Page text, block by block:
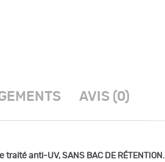
AVIS (0)
traité anti-UV, SANS BAC DE RÉTENTION.